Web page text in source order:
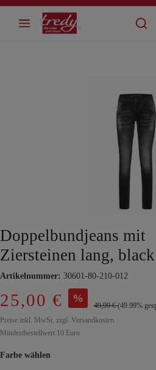
springen
Doppelbundjeans mit
Ziersteinen lang,
Artikelnummer: 30601-80-210-012
25,00 € %
49,99 €(49.99%
Preise inkl. MwSt. zzgl. Versandkosten
Mindestbestellwert 10 Euro
Farbe wählen